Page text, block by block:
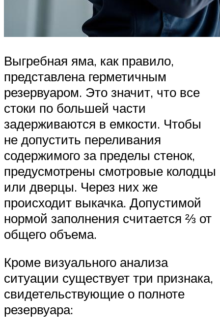
Выгребная яма, как правило,
представлена герметичным
резервуаром. Это значит, что все
стоки по большей части
задерживаются в емкости. Чтобы
не допустить переливания
содержимого за пределы стенок,
предусмотрены смотровые колодцы
или дверцы. Через них же
происходит выкачка. Допустимой
нормой заполнения считается ⅔ от
общего объема.
Кроме визуального анализа
ситуации существует три признака,
свидетельствующие о полноте
резервуара: